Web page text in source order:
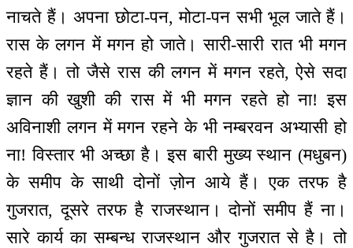
नाचते हैं। अपना छोटा-पन, मोटा-पन सभी भूल जाते हैं।
रास के लगन में मगन हो जाते। सारी-सारी रात भी मगन
रहते हैं। तो जैसे रास की लगन में मगन रहते, ऐसे सदा
ज्ञान की खुशी की रास में भी मगन रहते हो ना! इस
अविनाशी लगन में मगन रहने के भी नम्बरवन अभ्यासी हो
ना! विस्तार भी अच्छा है। इस बारी मुख्य स्थान (मधुबन)
के समीप के साथी दोनों ज़ोन आये हैं। एक तरफ है
गुजरात, दूसरे तरफ है राजस्थान। दोनों समीप हैं ना।
सारे कार्य का सम्बन्ध राजस्थान और गुजरात से है। तो